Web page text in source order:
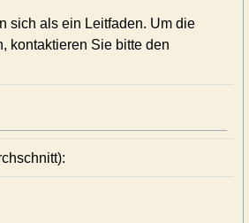
sich als ein Leitfaden. Um die
kontaktieren Sie bitte den